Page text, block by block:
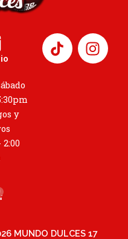
y
2:00
I
n
s
MUNDO DULCES 17